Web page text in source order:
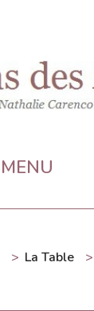
MENU
> La Table >